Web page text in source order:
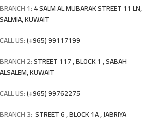
BRANCH 1:4 SALM AL MUBARAK STREET 11 LN,
SALMIA, KUWAIT
CALL US:(+965) 99117199
BRANCH 2:STREET 117 , BLOCK 1 , SABAH
ALSALEM, KUWAIT
CALL US:(+965) 99762275
BRANCH 3: STREET 6 , BLOCK 1A , JABRIYA